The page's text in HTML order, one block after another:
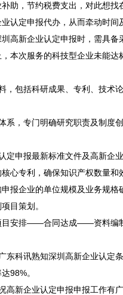
补助，节约税费支出，对此想
认定申报代办，从而牵动时间
圳高新企业认定申报时，需具
本次服务的科技型企业未能达
，包括科研成果、专利、技术
系，专门明确研究职责及制度
定申报最新标准文件及高新企
心专利，确保知识产权数量
申报企业的单位规模及业务规
目策划。
目安排——合同达成——资料
科讯熟知深圳高新企业认定
98%。
高新企业认定申报申报工作有